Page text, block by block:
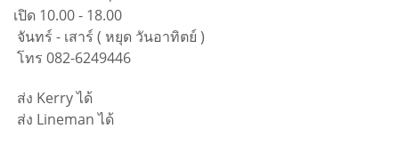
เปิด 10.00 - 18.00
จันทร์ - เสาร์ ( หยุด วันอาทิตย์ )
โทร 082-6249446
ส่ง Kerry ได้
ส่ง Lineman ได้